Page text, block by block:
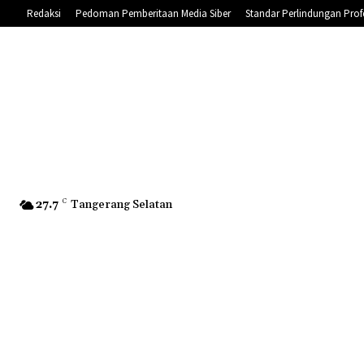
Redaksi Pedoman Pemberitaan Media Siber Standar Perlindungan
27.7 C Tangerang Selatan